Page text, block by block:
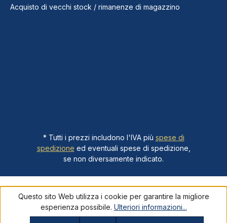
Acquisto di vecchi stock / rimanenze di magazzino
* Tutti i prezzi includono l'IVA più spese di
spedizione ed eventuali spese di spedizione,
se non diversamente indicato.
Questo sito Web utilizza i cookie per garantire la migliore
esperienza possibile. Ulteriori informazioni...